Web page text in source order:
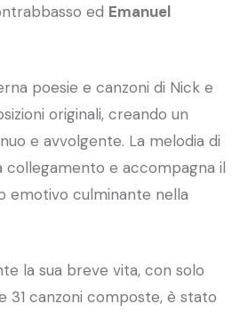
ed Emanuel
poesie e canzoni di Nick e
originali, creando un
e avvolgente. La melodia di
collegamento e accompagna il
emotivo culminante nella
la sua breve vita, con solo
31 canzoni composte, è stato